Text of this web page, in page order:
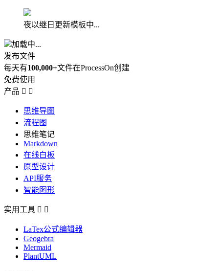
夜以继日更新模板中...
加载中...
发布文件
每天有100,000+文件在ProcessOn创建
免费使用
产品  
思维导图
流程图
思维笔记
Markdown
在线白板
原型设计
API服务
智能图形
实用工具  
LaTex公式编辑器
Geogebra
Mermaid
PlantUML